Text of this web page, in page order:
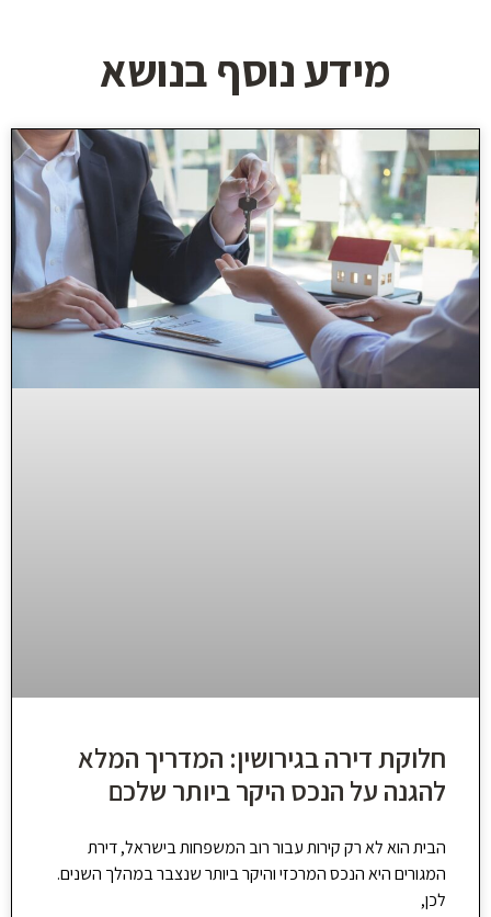
מידע נוסף בנושא
חלוקת דירה בגירושין: המדריך המלא
להגנה על הנכס היקר ביותר שלכם
הבית הוא לא רק קירות עבור רוב המשפחות בישראל, דירת
המגורים היא הנכס המרכזי והיקר ביותר שנצבר במהלך השנים.
לכן,